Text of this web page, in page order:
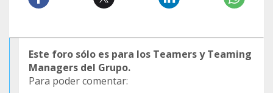
Este foro sólo es para los Teamers y Teaming
Managers del Grupo.
Para poder comentar: